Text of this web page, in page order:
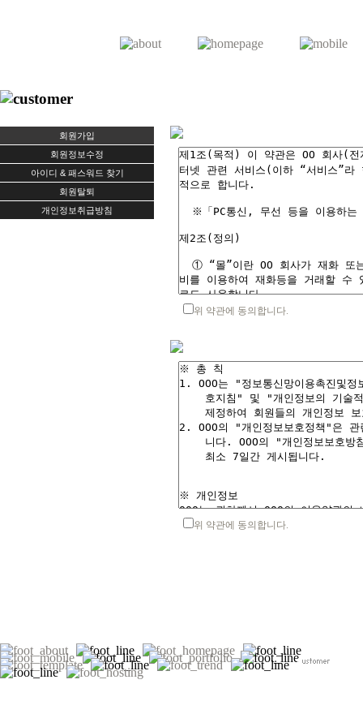
회원가입
회원정보수정
아이디 & 패스워드 찾기
회원탈퇴
개인정보취급방침
위 약관에 동의합니다.
위 약관에 동의합니다.